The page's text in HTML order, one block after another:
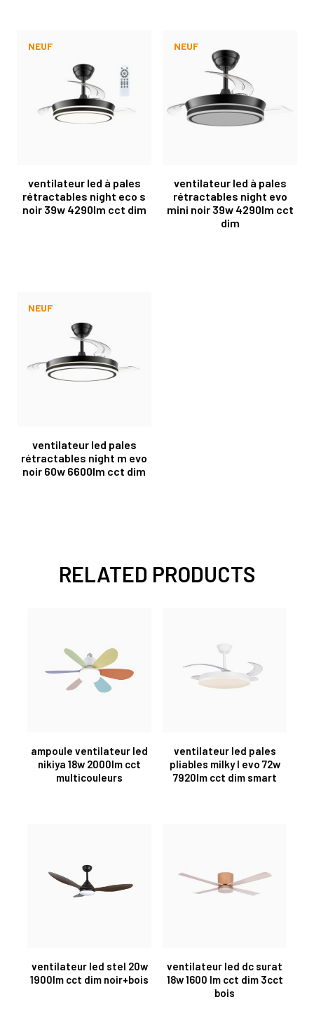
ventilateur led à pales
rétractables night eco s
noir 39w 4290lm cct dim
NEUF
ventilateur led à pales
rétractables night evo
mini noir 39w 4290lm cct
dim
NEUF
ventilateur led pales
rétractables night m evo
noir 60w 6600lm cct dim
NEUF
RELATED PRODUCTS
ampoule ventilateur led
nikiya 18w 2000lm cct
multicouleurs
ventilateur led pales
pliables milky l evo 72w
7920lm cct dim smart
ventilateur led stel 20w
1900lm cct dim noir+bois
ventilateur led dc surat
18w 1600 lm cct dim 3cct
bois